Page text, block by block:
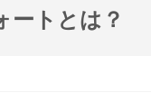
ートとは？